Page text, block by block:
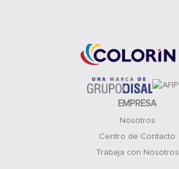
EMPRESA
Nosotros
Centro de Contacto
Trabaja con Nosotros